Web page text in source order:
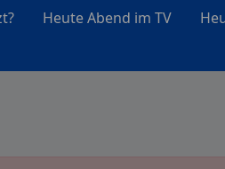
Heute Abend im TV